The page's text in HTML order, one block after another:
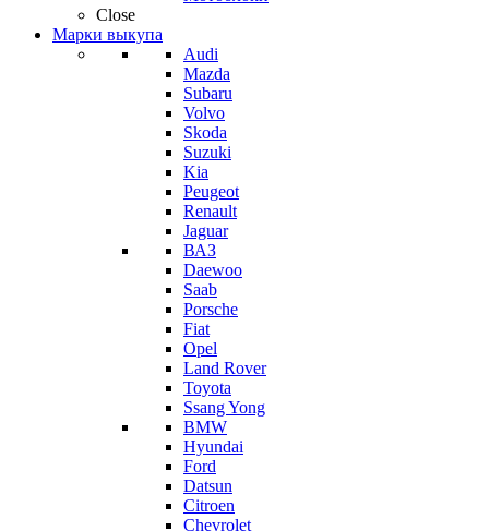
Close
Марки выкупа
Audi
Mazda
Subaru
Volvo
Skoda
Suzuki
Kia
Peugeot
Renault
Jaguar
ВАЗ
Daewoo
Saab
Porsche
Fiat
Opel
Land Rover
Toyota
Ssang Yong
BMW
Hyundai
Ford
Datsun
Citroen
Chevrolet